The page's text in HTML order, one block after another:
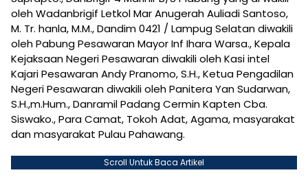
oleh Wadanbrigif Letkol Mar Anugerah Auliadi Santoso,
M. Tr. hanla, M.M., Dandim 0421 / Lampug Selatan diwakili
oleh Pabung Pesawaran Mayor Inf Ihara Warsa., Kepala
Kejaksaan Negeri Pesawaran diwakili oleh Kasi intel
Kajari Pesawaran Andy Pranomo, S.H., Ketua Pengadilan
Negeri Pesawaran diwakili oleh Panitera Yan Sudarwan,
S.H.,m.Hum., Danramil Padang Cermin Kapten Cba.
Siswako., Para Camat, Tokoh Adat, Agama, masyarakat
dan masyarakat Pulau Pahawang.
Scroll Untuk Baca Artikel